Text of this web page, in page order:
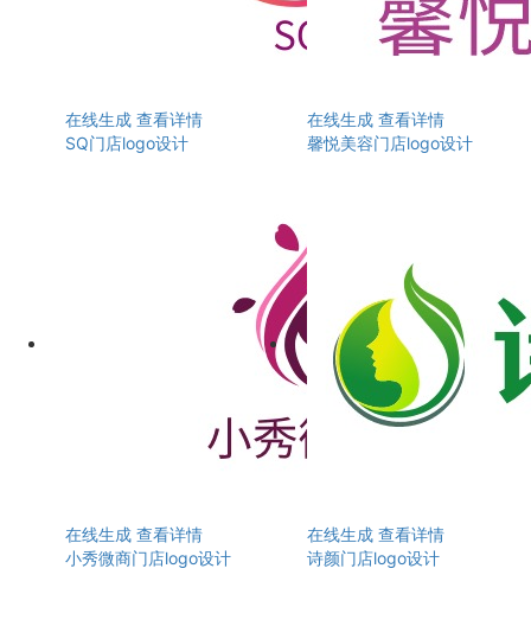
在线生成 查看详情
SQ门店logo设计
在线生成 查看详情
馨悦美容门店logo设计
在线生成 查看详情
小秀微商门店logo设计
在线生成 查看详情
诗颜门店logo设计